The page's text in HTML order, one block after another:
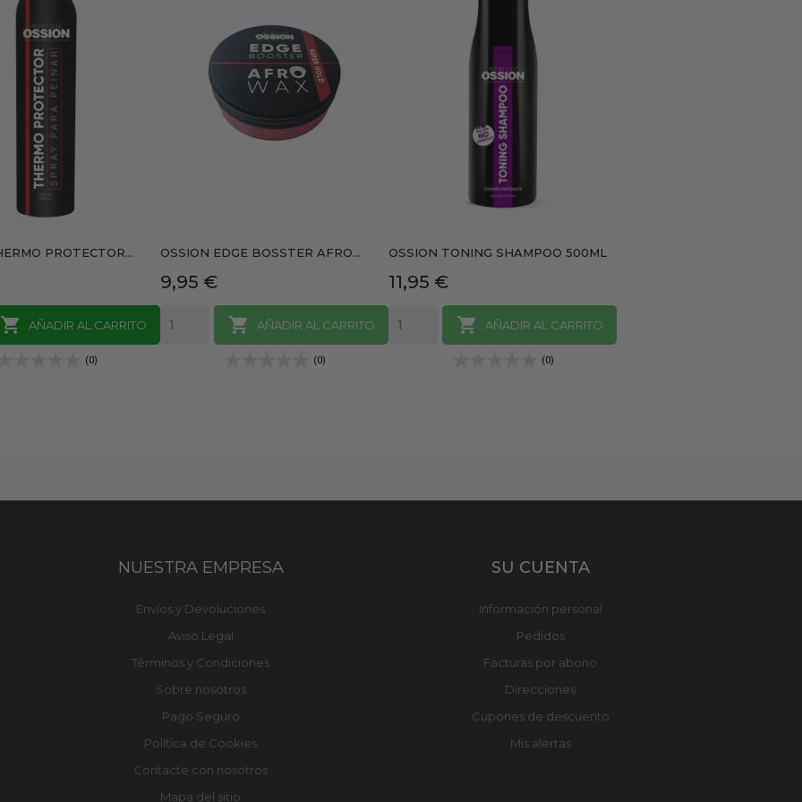
PROTECTOR...

AÑADIR AL CARRITO
(0)
OSSION EDGE BOSSTER AFRO...
Precio
9,95 €

AÑADIR AL CARRITO
(0)
OSSION TONING SHAMPOO 500ML
Precio
11,95 €

AÑADIR AL CARRITO
(0)
NUESTRA EMPRESA
Envíos y Devoluciones
Aviso Legal
Términos y Condiciones
Sobre nosotros
Pago Seguro
Política de Cookies
Contacte con nosotros
Mapa del sitio
SU CUENTA
Información personal
Pedidos
Facturas por abono
Direcciones
Cupones de descuento
Mis alertas